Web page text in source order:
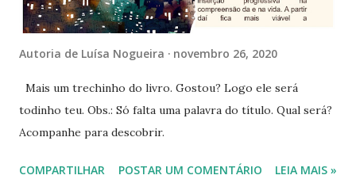
Noemi @ngrct_autora Fátima Gilioli @fatimagilioli Luciana
Gnone @luciana_de_gnone Kátia S. Parente @...
Autoria de Luísa Nogueira novembro 26, 2020
Mais um trechinho do livro. Gostou? Logo ele será
todinho teu. Obs.: Só falta uma palavra do título. Qual será?
Acompanhe para descobrir.
COMPARTILHAR POSTAR UM COMENTÁRIO LEIA MAIS »